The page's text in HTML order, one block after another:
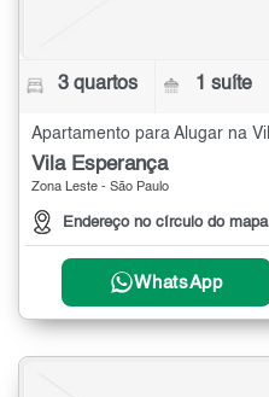
3 quartos 1 suíte
Vila Esperança
Zona Leste - São Paulo
Endereço no círculo do mapa
WhatsApp